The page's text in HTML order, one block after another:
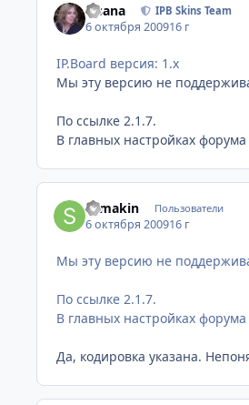
Fisana IPB Skins Team
6 октября 200916 г
IP.Board версия: 1.x
Мы эту версию не
По ссылке 2.1.7.
В главных настройках форума
samakin Пользователи
6 октября 200916 г
Мы эту версию не
По ссылке 2.1.7.
В главных настройках форума
Да, кодировка указана.